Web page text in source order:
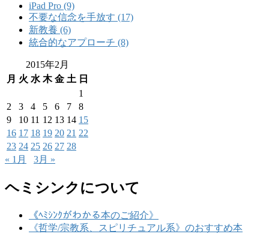
iPad Pro (9)
不要な信念を手放す (17)
新教養 (6)
統合的なアプローチ (8)
2015年2月
月 火 水 木 金 土 日
1
2
3 4 5 6 7
8
9
10 11 12 13 14 15
16 17 18 19 20 21 22
23 24 25 26 27 28
« 1月
3月 »
ヘミシンクについて
《ﾍﾐｼﾝｸがわかる本のご紹介》
《哲学/宗教系、スピリチュアル系》のおすすめ本